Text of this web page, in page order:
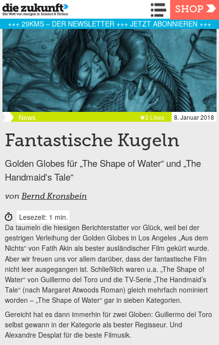
Navigation
SHOP
+++ 29KMS – DER NEWSLETTER +++ JETZT ABONNIEREN +++
News 8. Januar 2018
3 Likes
Fantastische Kugeln
Golden Globes für „The Shape of Water“ und „The
Handmaid's Tale“
von Bernd Kronsbein
Lesezeit: 1 min.
Da taumeln die hiesigen Berichterstatter vor Glück, weil bei der
gestrigen Verleihung der Golden Globes in Los Angeles „Aus dem
Nichts“ von Fatih Akin als bester ausländischer Film gekürt wurde.
Aber wir freuen uns vor allem darüber, dass der fantastische Film
nicht leer ausgegangen ist. Schließlich waren u.a. „The Shape of
Water“ von Guillermo del Toro und die TV-Serie „The Handmaid’s
Tale“ (nach Margaret Atwoods Roman) gleich mehrfach nominiert
worden – „The Shape of Water“ gar in sieben Kategorien.
Gereicht hat es dann immerhin für zwei Globen: Guillermo del Toro
selbst gewann in der Kategorie als bester Regisseur. Und
Alexandre Desplat für die beste Filmusik.